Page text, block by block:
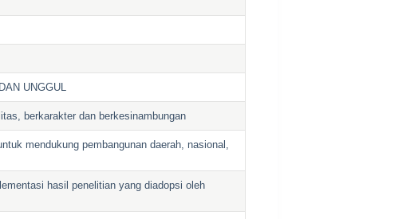
UNGGUL
berkarakter dan berkesinambungan
mendukung pembangunan daerah, nasional,
hasil penelitian yang diadopsi oleh